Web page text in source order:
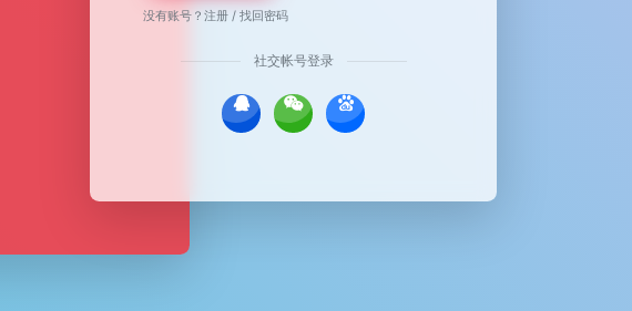
没有账号？注册 /找回密码
社交帐号登录